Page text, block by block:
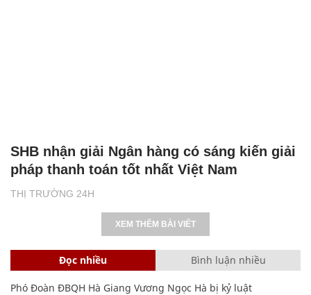
THỊ TRƯỜNG 24H
SHB nhận giải Ngân hàng có sáng kiến giải
pháp thanh toán tốt nhất Việt Nam
XEM THÊM BÀI VIẾT
Đọc nhiều Bình luận nhiều
Phó Đoàn ĐBQH Hà Giang Vương Ngọc Hà bị kỷ luật